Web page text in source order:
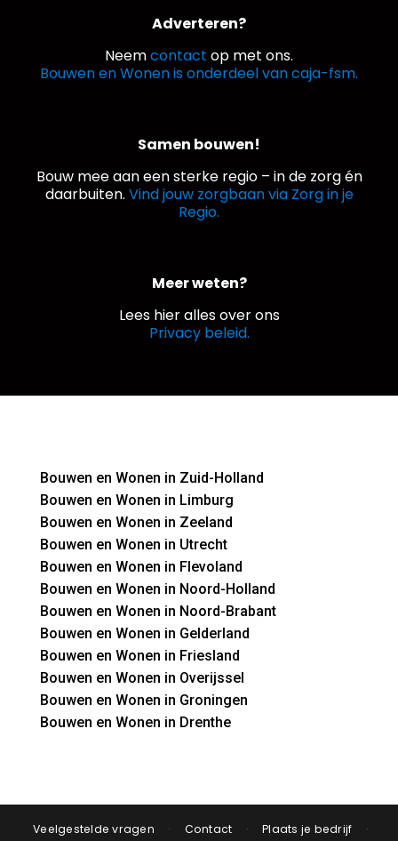
Adverteren?
Neemcontact op met ons.
Bouwen en Wonen is onderdeel van caja-fsm.
Samen bouwen!
Bouw mee aan een sterke regio – in de zorg én
daarbuiten. Vind jouw zorgbaan via Zorg in je
Regio.
Meer weten?
Lees hier alles over ons
Privacy beleid.
Bouwen en Wonen in Zuid-Holland
Bouwen en Wonen in Limburg
Bouwen en Wonen in Zeeland
Bouwen en Wonen in Utrecht
Bouwen en Wonen in Flevoland
Bouwen en Wonen in Noord-Holland
Bouwen en Wonen in Noord-Brabant
Bouwen en Wonen in Gelderland
Bouwen en Wonen in Friesland
Bouwen en Wonen in Overijssel
Bouwen en Wonen in Groningen
Bouwen en Wonen in Drenthe
Veelgestelde vragen · Contact · Plaats je bedrijf
·